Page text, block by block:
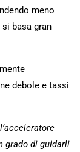
meno
basa gran
debole e tassi
grado di guidarli